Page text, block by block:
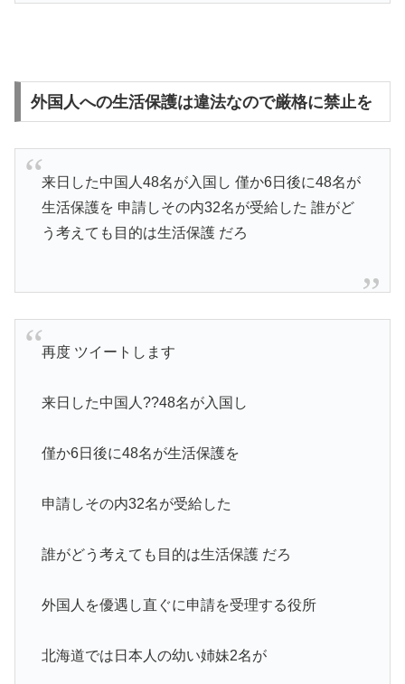
外国人への生活保護は違法なので厳格に禁止を
来日した中国人48名が入国し 僅か6日後に48名が
生活保護を 申請しその内32名が受給した 誰がど
う考えても目的は生活保護 だろ
再度 ツイートします
来日した中国人??48名が入国し
僅か6日後に48名が生活保護を
申請しその内32名が受給した
誰がどう考えても目的は生活保護 だろ
外国人を優遇し直ぐに申請を受理する役所
北海道では日本人の幼い姉妹2名が